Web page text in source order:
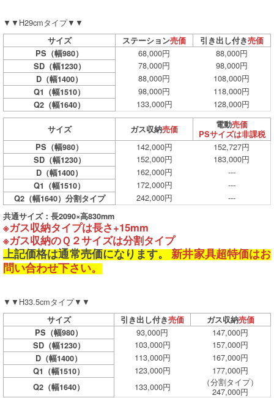
▼▼H29cmタイプ▼▼
サイズ ステーション売価 引き出し付き売価
PS（幅980）
68,000円 88,000円
SD（幅1230） 78,000円 98,000円
D（幅1400） 88,000円 108,000円
Q1（幅1510） 98,000円 118,000円
Q2（幅1640） 133,000円 128,000円
サイズ ガス収納売価 電動売価
PSサイズは非課税
PS（幅980）
142,000円 152,727円
SD（幅1230） 152,000円 183,000円
D（幅1400） 162,000円 ---
Q1（幅1510） 172,000円 ---
Q2（幅1640）分割タイプ 242,000円 ---
共通サイズ：長2090×高830mm
※ガス収納タイプは長さ+15mm
※ガス収納のＱ２サイズは分割タイプ
上記価格は通常売価になります。新井家具超特価はお
問い合わせ下さい。
▼▼H33.5cmタイプ▼▼
サイズ 引き出し付き売価 ガス収納売価
PS（幅980）
93,000円 147,000円
SD（幅1230） 103,000円 157,000円
D（幅1400） 113,000円 167,000円
Q1（幅1510） 123,000円 177,000円
Q2（幅1640） 133,000円
（分割タイプ）
247,000円